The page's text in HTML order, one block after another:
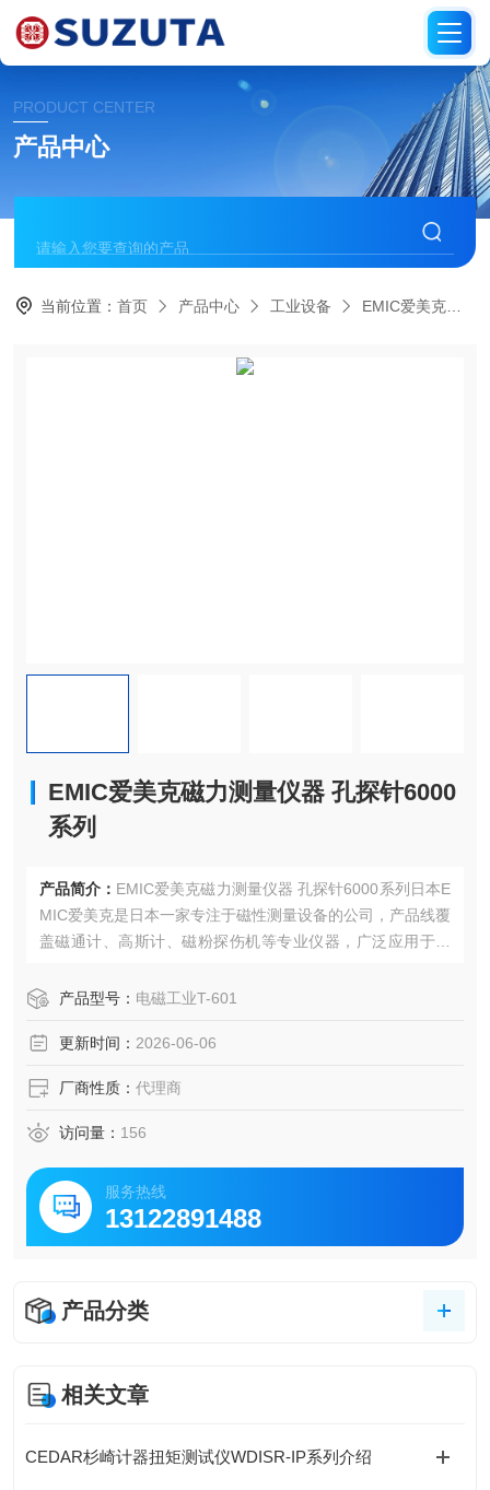
PRODUCT CENTER
产品中心
当前位置：首页 产品中心 工业设备 EMIC爱美克
EMIC爱美克磁力测量仪器 孔探针6000
系列
产品简介： EMIC爱美克磁力测量仪器 孔探针6000系列日本E
MIC爱美克是日本一家专注于磁性测量设备的公司，产品线覆
盖磁通计、高斯计、磁粉探伤机等专业仪器，广泛应用于工
试验装置和服务，推动电器、汽车、航空等产业的技术发
产品型号： 电磁工业T-601
更新时间： 2026-06-06
厂商性质： 代理商
访问量： 156
服务热线
13122891488
产品分类
相关文章
CEDAR杉崎计器扭矩测试仪WDISR-IP系列介绍